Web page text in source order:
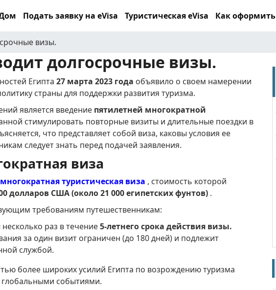
Подать заявку на eVisa Туристическая eVisa Как оформить
визы.
долгосрочные визы.
Египта 27 марта 2023 года объявило о своем намерении
страны для поддержки развития туризма.
является введение пятилетней многократной
стимулировать повторные визиты и длительные поездки в
что представляет собой виза, каковы условия ее
следует знать перед подачей заявления.
виза
туристическая виза , стоимость которой
долларов США (около 21 000 египетских фунтов) .
требованиям путешественникам:
раз в течение5-летнего срока действия визы.
за один визит ограничен (до 180 дней) и подлежит
службой.
более широких усилий Египта по возрождению туризма
событиями.